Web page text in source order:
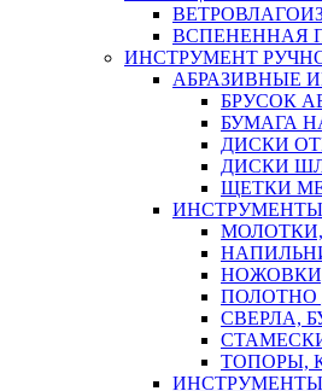
ВСПЕНЕННАЯ
ИНСТРУМЕНТ
АБРАЗИВНЫЕ
БРУСОК
БУМАГА
ДИСКИ
ДИСКИ
ЩЕТКИ
СВЕРЛА,
ТОПОРЫ,